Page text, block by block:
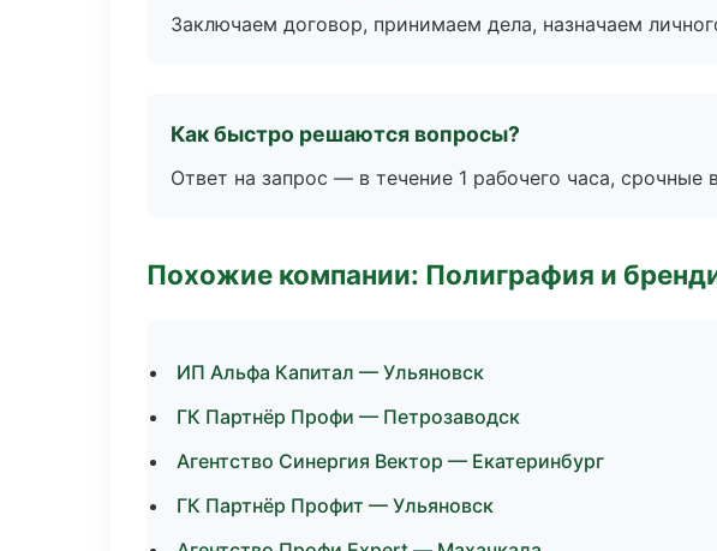
Заключаем договор, принимаем дела, назначаем
Как быстро решаются вопросы?
Ответ на запрос — в течение 1 рабочего часа,
Похожие компании: Полиграфия и
ИП Альфа Капитал — Ульяновск
ГК Партнёр Профи — Петрозаводск
Агентство Синергия Вектор — Екатеринбург
ГК Партнёр Профит — Ульяновск